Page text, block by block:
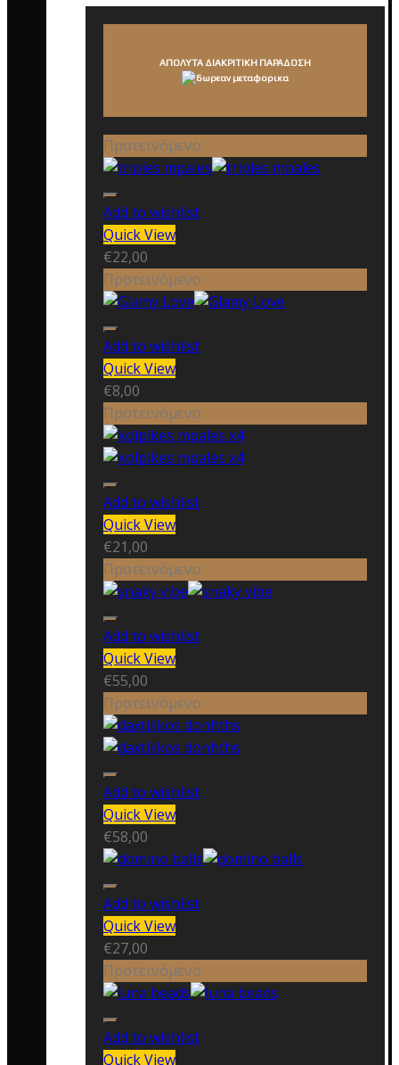
ΑΠΟΛΥΤΑ ΔΙΑΚΡΙΤΙΚΗ ΠΑΡΑΔΟΣΗ
Προτεινόμενο
Add to wishlist
Quick View
€22,00
Προτεινόμενο
Add to wishlist
Quick View
€8,00
Προτεινόμενο
Add to wishlist
Quick View
€21,00
Προτεινόμενο
Add to wishlist
Quick View
€55,00
Προτεινόμενο
Add to wishlist
Quick View
€58,00
Add to wishlist
Quick View
€27,00
Προτεινόμενο
Add to wishlist
Quick View